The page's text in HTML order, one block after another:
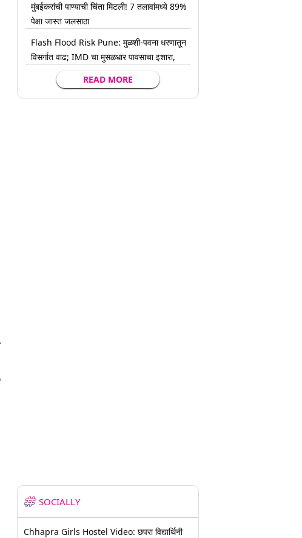
मुंबईकरांची पाण्याची चिंता मिटली! 7 तलावांमध्ये 89%
पेक्षा जास्त जलसाठा
Flash Flood Risk Pune: मुळशी-पवना धरणातून
विसर्गात वाढ; IMD चा मुसळधार पावसाचा इशारा,
READ MORE
SOCIALLY
Chhapra Girls Hostel Video: छपरा विद्यार्थिनी